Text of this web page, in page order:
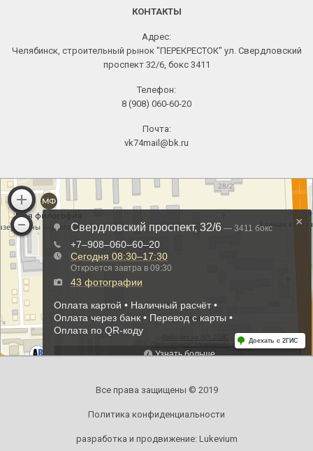
КОНТАКТЫ
Адрес:
Челябинск, строительный рынок "ПЕРЕКРЕСТОК" ул. Свердловский
проспект 32/6, бокс 3411
Телефон:
8 (908) 060-60-20
Почта:
vk74mail@bk.ru
Все права защищены © 2019
Политика конфиденциальности
разработка и продвижение: Lukevium